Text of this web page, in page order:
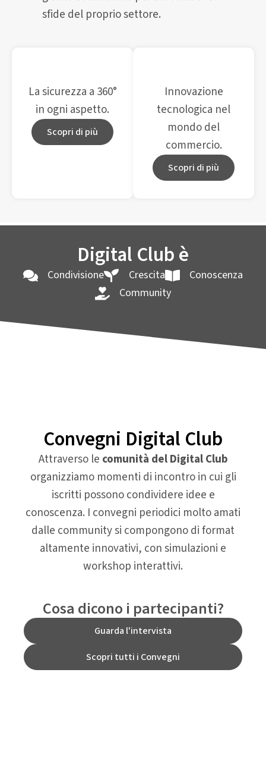
sfide del proprio settore.
La sicurezza a 360°
in ogni aspetto.
Scopri di più
Innovazione
tecnologica nel
mondo del
commercio.
Scopri di più
Digital Club è
Condivisione Crescita
Conoscenza
Community
Convegni Digital Club
Attraverso le comunità del Digital Club
organizziamo momenti di incontro in cui gli
iscritti possono condividere idee e
conoscenza. I convegni periodici molto amati
dalle community si compongono di format
altamente innovativi, con simulazioni e
workshop interattivi.
Cosa dicono i partecipanti?
Guarda l'intervista
Scopri tutti i Convegni